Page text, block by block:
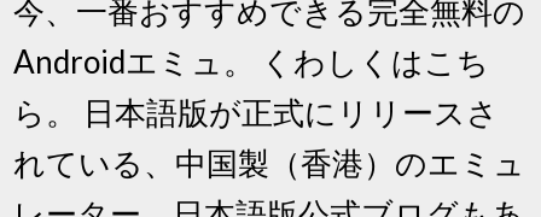
今、一番おすすめできる完全無料の
Androidエミュ。 くわしくはこち
ら。 日本語版が正式にリリースさ
れている、中国製（香港）のエミュ